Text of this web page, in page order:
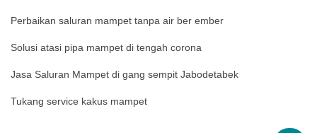
Perbaikan saluran mampet tanpa air ber ember
Solusi atasi pipa mampet di tengah corona
Jasa Saluran Mampet di gang sempit Jabodetabek
Tukang service kakus mampet